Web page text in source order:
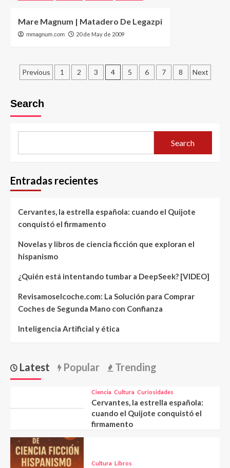
Mare Magnum | Matadero De Legazpi
mmagnum.com 20 de May de 2009
Posts
Previous 1 2 3 4 5 6 7 8 Next
Search
Search
Entradas recientes
Cervantes, la estrella española: cuando el Quijote
conquistó el firmamento
Novelas y libros de ciencia ficción que exploran el
hispanismo
¿Quién está intentando tumbar a DeepSeek? [VIDEO]
Revisamoselcoche.com: La Solución para Comprar
Coches de Segunda Mano con Confianza
Inteligencia Artificial y ética
Latest Popular Trending
Ciencia Cultura Curiosidades
Cervantes, la estrella española:
cuando el Quijote conquistó el
firmamento
Cultura Libros